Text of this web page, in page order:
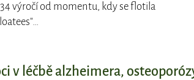
výročí od momentu, kdy se flotila
v léčbě alzheimera,